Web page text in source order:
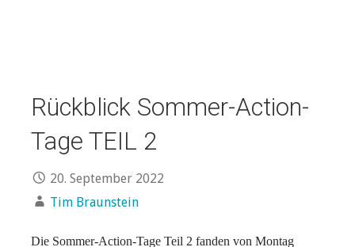
Rückblick Sommer-Action-
Tage TEIL 2
20. September 2022
Tim Braunstein
Die Sommer-Action-Tage Teil 2 fanden von Montag